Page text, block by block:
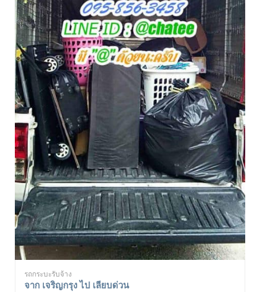
รถกระบะรับจ้าง
จาก เจริญกรุง ไป เลียบด่วน